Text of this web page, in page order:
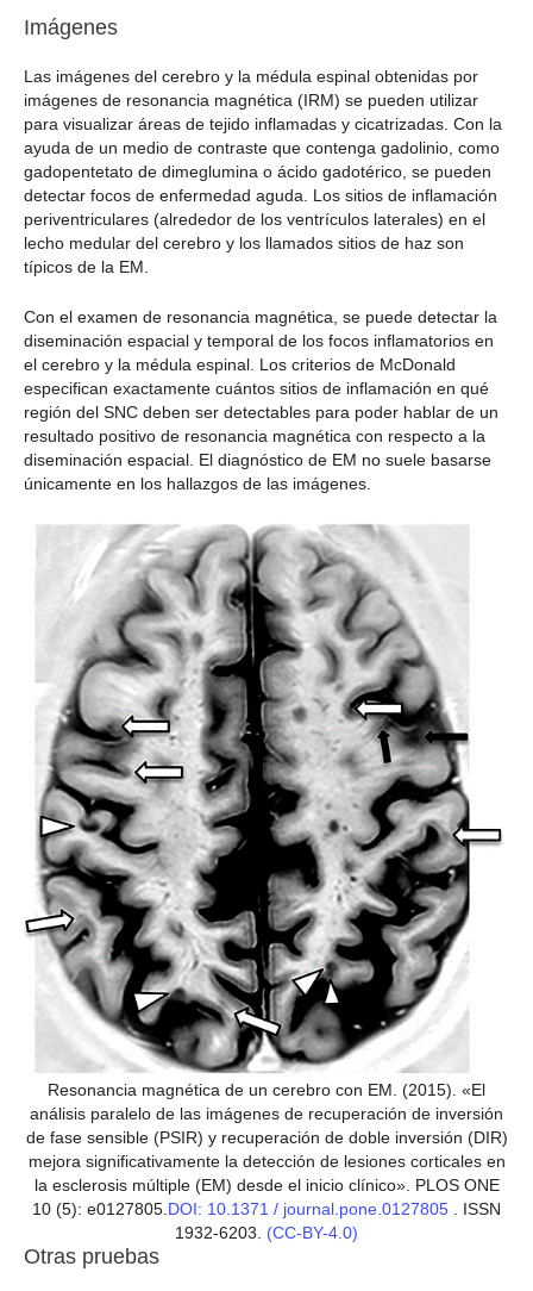
Imágenes
Las imágenes del cerebro y la médula espinal obtenidas por
imágenes de resonancia magnética (IRM) se pueden utilizar
para visualizar áreas de tejido inflamadas y cicatrizadas. Con la
ayuda de un medio de contraste que contenga gadolinio, como
gadopentetato de dimeglumina o ácido gadotérico, se pueden
detectar focos de enfermedad aguda. Los sitios de inflamación
periventriculares (alrededor de los ventrículos laterales) en el
lecho medular del cerebro y los llamados sitios de haz son
típicos de la EM.
Con el examen de resonancia magnética, se puede detectar la
diseminación espacial y temporal de los focos inflamatorios en
el cerebro y la médula espinal. Los criterios de McDonald
especifican exactamente cuántos sitios de inflamación en qué
región del SNC deben ser detectables para poder hablar de un
resultado positivo de resonancia magnética con respecto a la
diseminación espacial. El diagnóstico de EM no suele basarse
únicamente en los hallazgos de las imágenes.
Resonancia magnética de un cerebro con EM. (2015). «El
análisis paralelo de las imágenes de recuperación de inversión
de fase sensible (PSIR) y recuperación de doble inversión (DIR)
mejora significativamente la detección de lesiones corticales en
la esclerosis múltiple (EM) desde el inicio clínico». PLOS ONE
10 (5): e0127805. DOI: 10.1371 / journal.pone.0127805 . ISSN
1932-6203. (CC-BY-4.0)
Otras pruebas